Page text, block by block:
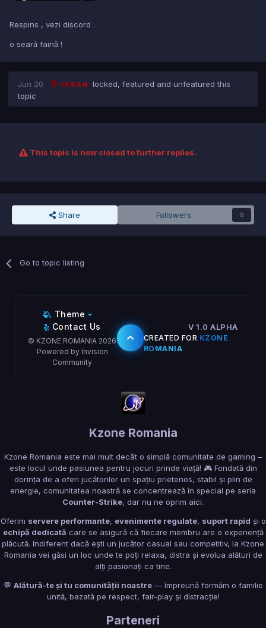
Respins , vezi discord .
o seară faină !
Jun 20 Sorban locked, featured and unfeatured this
topic
This topic is now closed to further replies.
Share Followers 0
Go to topic listing
Theme
Contact Us
© KZONE ROMANIA 2026
Powered by Invision
Community
V 1.0 ALPHA
CREATED FOR KZONE
ROMANIA
Kzone Romania
Kzone Romania este mai mult decât o simplă comunitate de gaming –
este locul unde pasiunea pentru jocuri prinde viață! 🎮 Fondată din
dorința de a oferi jucătorilor un spațiu prietenos, stabil și plin de
energie, comunitatea noastră se concentrează în special pe seria
Counter-Strike, dar nu ne oprim aici.
Oferim servere performante, evenimente regulate, suport rapid și o
echipă dedicată care se asigură că fiecare membru are o experiență
plăcută. Indiferent dacă ești un jucător casual sau competitiv, la Kzone
Romania vei găsi un loc unde te poți relaxa, distra și evolua alături de
alți pasionați ca tine.
💬 Alătură-te și tu comunității noastre— împreună formăm o familie
unită, bazată pe respect, fair-play și distracție!
Parteneri